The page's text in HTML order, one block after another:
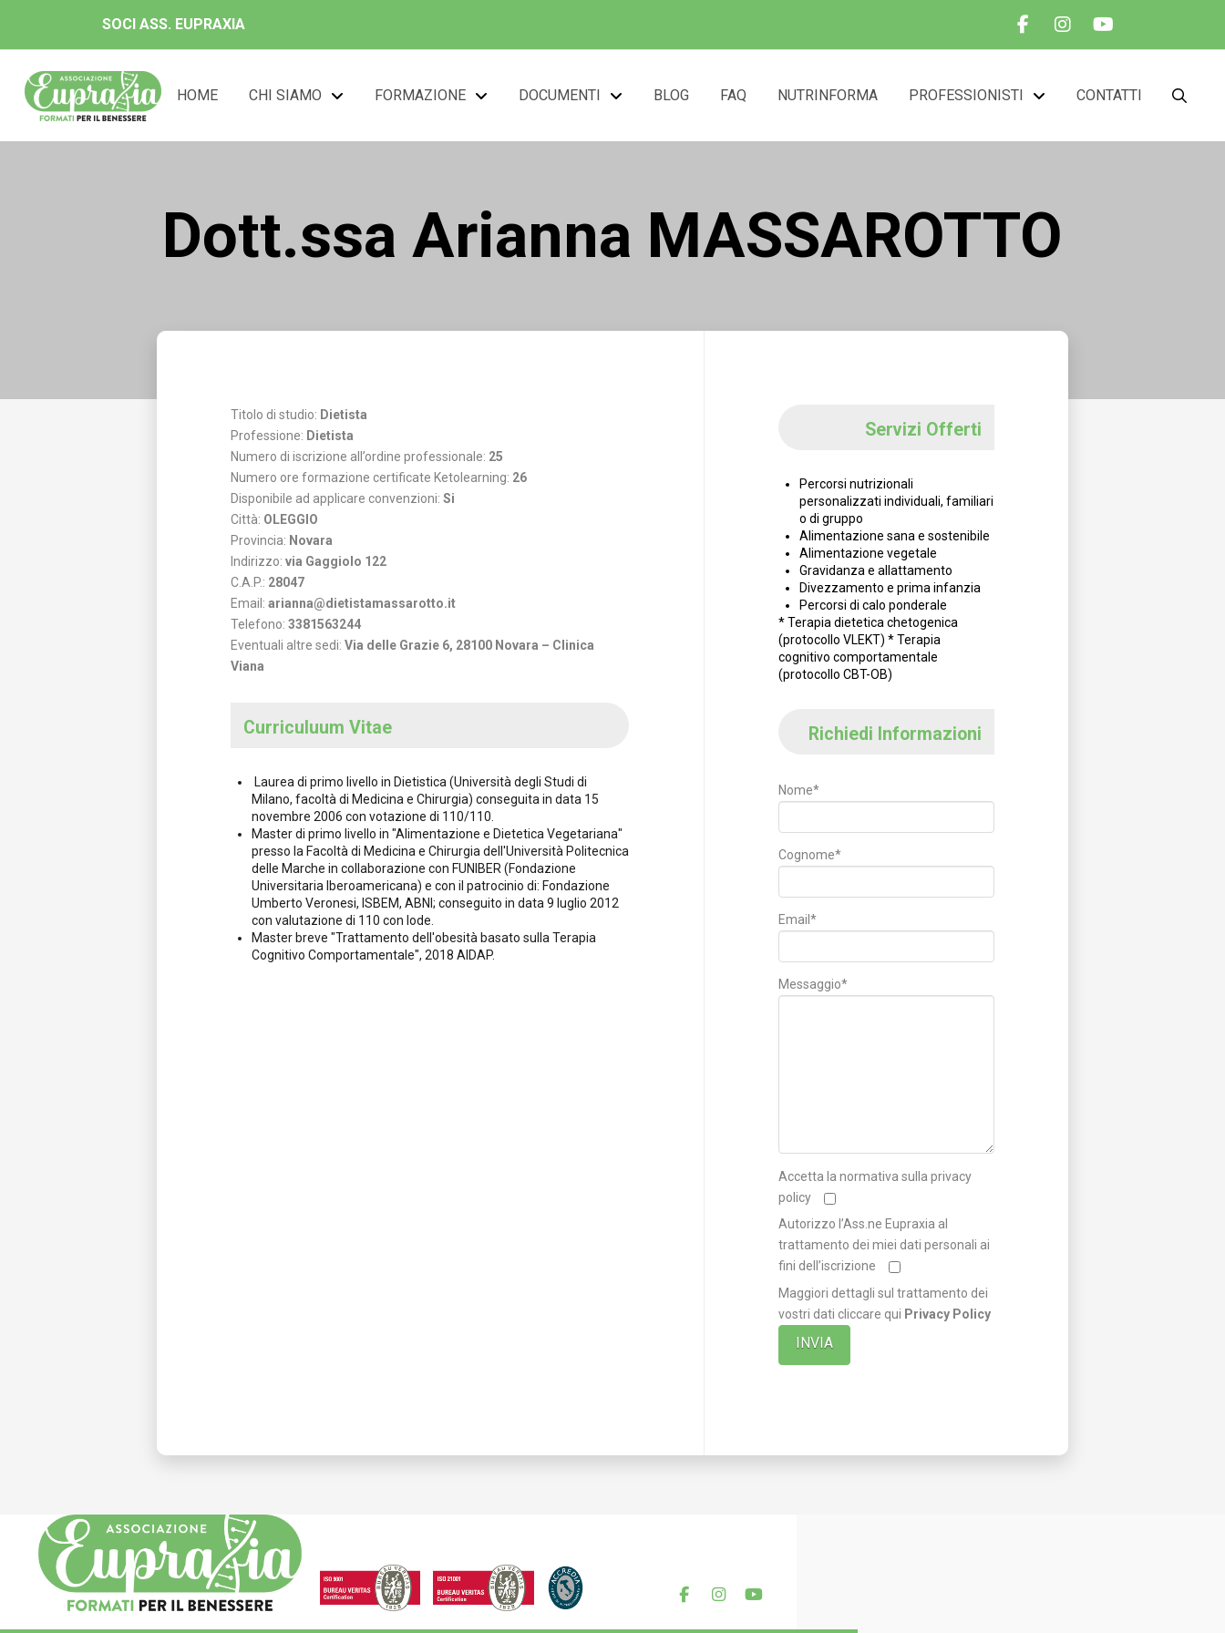
SOCI ASS. EUPRAXIA
HOME CHI SIAMO FORMAZIONE DOCUMENTI BLOG FAQ NUTRINFORMA PROFESSIONISTI CONTATTI
Dott.ssa Arianna MASSAROTTO
Titolo di studio: Dietista
Professione: Dietista
Numero di iscrizione all’ordine professionale: 25
Numero ore formazione certificate Ketolearning: 26
Disponibile ad applicare convenzioni:Si
Città: OLEGGIO
Provincia: Novara
Indirizzo:via Gaggiolo 122
C.A.P.: 28047
Email:arianna@dietistamassarotto.it
Telefono:3381563244
Eventuali altre sedi:Via delle Grazie 6, 28100 Novara – Clinica
Viana
Curriculuum Vitae
Laurea di primo livello in Dietistica (Università degli Studi di
Milano, facoltà di Medicina e Chirurgia) conseguita in data 15
novembre 2006 con votazione di 110/110.
Master di primo livello in "Alimentazione e Dietetica Vegetariana"
presso la Facoltà di Medicina e Chirurgia dell'Università Politecnica
delle Marche in collaborazione con FUNIBER (Fondazione
Universitaria Iberoamericana) e con il patrocinio di: Fondazione
Umberto Veronesi, ISBEM, ABNI; conseguito in data 9 luglio 2012
con valutazione di 110 con lode.
Master breve "Trattamento dell'obesità basato sulla Terapia
Cognitivo Comportamentale", 2018 AIDAP.
Servizi Offerti
Percorsi nutrizionali
personalizzati individuali, familiari
o di gruppo
Alimentazione sana e sostenibile
Alimentazione vegetale
Gravidanza e allattamento
Divezzamento e prima infanzia
Percorsi di calo ponderale
* Terapia dietetica chetogenica
(protocollo VLEKT) * Terapia
cognitivo comportamentale
(protocollo CBT-OB)
Richiedi Informazioni
Nome*
Cognome*
Email*
Messaggio*
Accetta la normativa sulla privacy
policy
Autorizzo l’Ass.ne Eupraxia al
trattamento dei miei dati personali ai
fini dell’iscrizione
Maggiori dettagli sul trattamento dei
vostri dati cliccare qui Privacy Policy